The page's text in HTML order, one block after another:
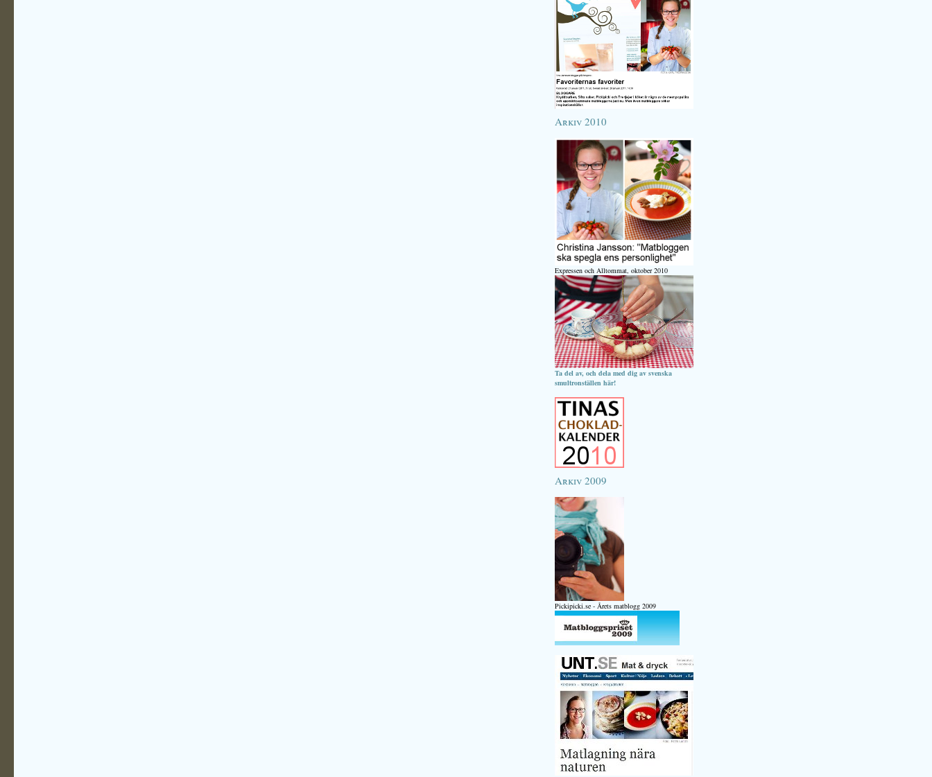
Arkiv 2010
Expressen och Alltommat, oktober 2010
Ta del av, och dela med dig av svenska
smultronställen här!
Arkiv 2009
Pickipicki.se - Årets matblogg 2009